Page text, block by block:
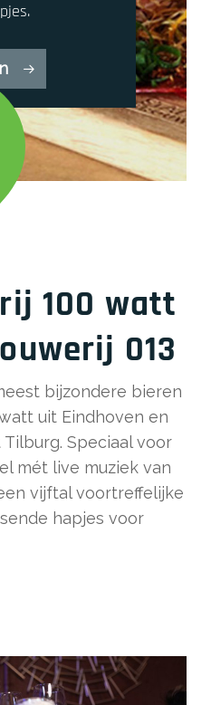
100 watt
013
bijzondere bieren
uit Eindhoven en
Speciaal voor
mét live muziek van
vijftal voortreffelijke
hapjes voor